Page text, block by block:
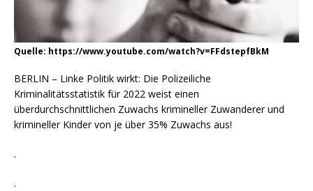
Quelle: https://www.youtube.com/watch?v=FFdstepfBkM
BERLIN – Linke Politik wirkt: Die Polizeiliche
Kriminalitätsstatistik für 2022 weist einen
überdurchschnittlichen Zuwachs krimineller Zuwanderer und
krimineller Kinder von je über 35% Zuwachs aus!
.
.